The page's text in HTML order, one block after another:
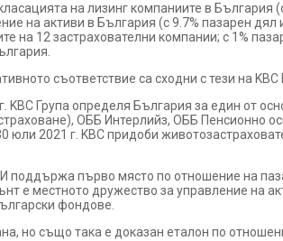
на лизинг компаниите в България
на активи в България (с 9.7% пазарен дял
на 12 застрахователни компании; с 1%
съответствие са сходни с тези на KBC
KBC Група определя България за един от
ОББ Интерлийз, ОББ Пенсионно
2021 г. KBC придоби
първо място по отношение на
местното дружество за управление на
фондове.
но също така е доказан еталон по